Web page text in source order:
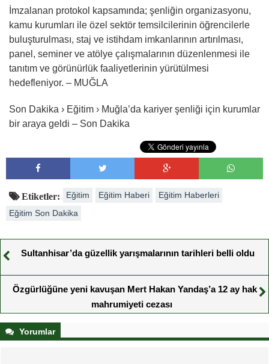
İmzalanan protokol kapsamında; şenliğin organizasyonu,
kamu kurumları ile özel sektör temsilcilerinin öğrencilerle
buluşturulması, staj ve istihdam imkanlarının artırılması,
panel, seminer ve atölye çalışmalarının düzenlenmesi ile
tanıtım ve görünürlük faaliyetlerinin yürütülmesi
hedefleniyor. – MUĞLA
Son Dakika › Eğitim › Muğla’da kariyer şenliği için kurumlar
bir araya geldi – Son Dakika
Etiketler: Eğitim Eğitim Haberi
Eğitim Haberleri
Eğitim Son Dakika
Sultanhisar’da güzellik yarışmalarının tarihleri belli oldu
Özgürlüğüne yeni kavuşan Mert Hakan Yandaş’a 12 ay hak
mahrumiyeti cezası
Yorumlar